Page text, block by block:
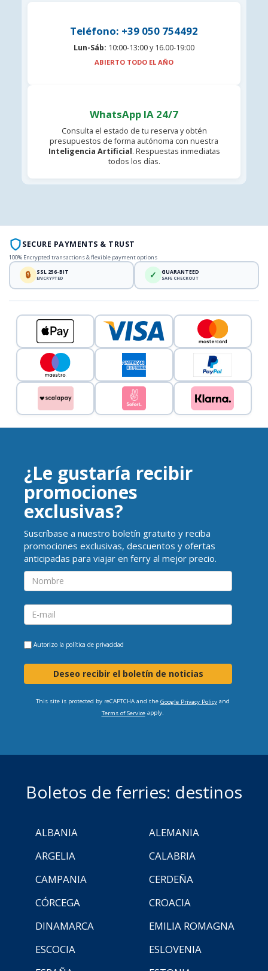
Teléfono: +39 050 754492
Lun-Sáb: 10:00-13:00 y 16.00-19:00
ABIERTO TODO EL AÑO
WhatsApp IA 24/7
Consulta el estado de tu reserva y obtén
presupuestos de forma autónoma con nuestra
Inteligencia Artificial. Respuestas inmediatas
todos los días.
SECURE PAYMENTS & TRUST
100% Encrypted transactions & flexible payment options
🔒 SSL 256-BIT
ENCRYPTED ✓ GUARANTEED
SAFE CHECKOUT
¿Le gustaría recibir
promociones
exclusivas?
Suscríbase a nuestro boletín gratuito y reciba
promociones exclusivas, descuentos y ofertas
anticipadas para viajar en ferry al mejor precio.
Autorizo la política de privacidad
Deseo recibir el boletín de noticias
This site is protected by reCAPTCHA and the Google Privacy Policyand
Terms of Serviceapply.
Boletos de ferries: destinos
ALBANIA
ALEMANIA
ARGELIA
CALABRIA
CAMPANIA
CERDEÑA
CÓRCEGA
CROACIA
DINAMARCA
EMILIA ROMAGNA
ESCOCIA
ESLOVENIA